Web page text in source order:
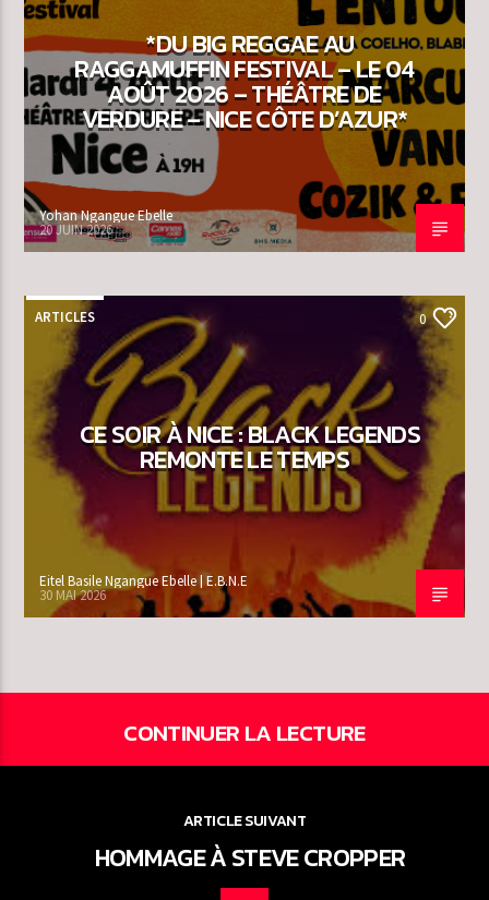
*DU BIG REGGAE AU
RAGGAMUFFIN FESTIVAL – LE 04
AOÛT 2026 – THÉÂTRE DE
VERDURE – NICE CÔTE D’AZUR*
Yohan Ngangue Ebelle
20 JUIN 2026
ARTICLES 0
CE SOIR À NICE : BLACK LEGENDS
REMONTE LE TEMPS
Eitel Basile Ngangue Ebelle | E.B.N.E
30 MAI 2026
CONTINUER LA LECTURE
ARTICLE SUIVANT
HOMMAGE À STEVE CROPPER